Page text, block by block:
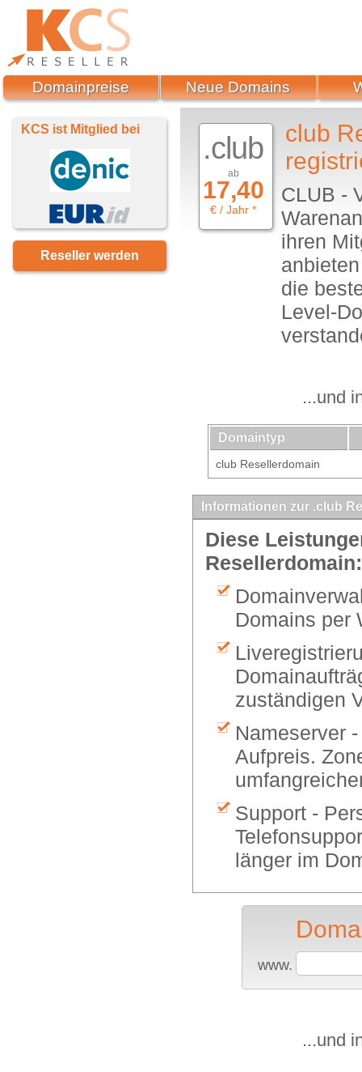
.club
ab
17,40
€ / Jahr *
club
CLUB -
ihren
die
Level-
...und
Domaintyp
club Resellerdomain
Informationen zur .club
Diese
Resellerdomain:
Domains per
zuständigen
Nameserver
Aufpreis.
Support -
länger im
www.
...und
KCS ist Mitglied bei
Reseller werden
Domainpreise Neue Domains